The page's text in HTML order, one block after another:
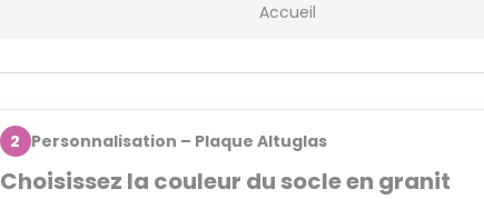
Accueil
2 Personnalisation – Plaque Altuglas
Choisissez la couleur du socle en granit